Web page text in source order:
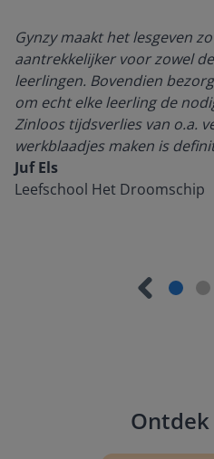
Gynzy maakt het lesgeven
aantrekkelijker voor zowel
leerlingen. Bovendien
om echt elke leerling de
Zinloos tijdsverlies van o.a.
werkblaadjes maken is
Juf Els
Leefschool Het Droomschip